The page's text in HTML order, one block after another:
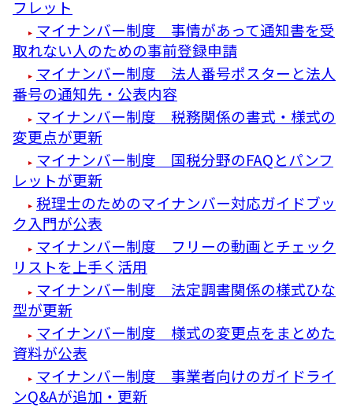
フレット
マイナンバー制度 事情があって通知書を受
取れない人のための事前登録申請
マイナンバー制度 法人番号ポスターと法人
番号の通知先・公表内容
マイナンバー制度 税務関係の書式・様式の
変更点が更新
マイナンバー制度 国税分野のFAQとパンフ
レットが更新
税理士のためのマイナンバー対応ガイドブッ
ク入門が公表
マイナンバー制度 フリーの動画とチェック
リストを上手く活用
マイナンバー制度 法定調書関係の様式ひな
型が更新
マイナンバー制度 様式の変更点をまとめた
資料が公表
マイナンバー制度 事業者向けのガイドライ
ンQ&Aが追加・更新